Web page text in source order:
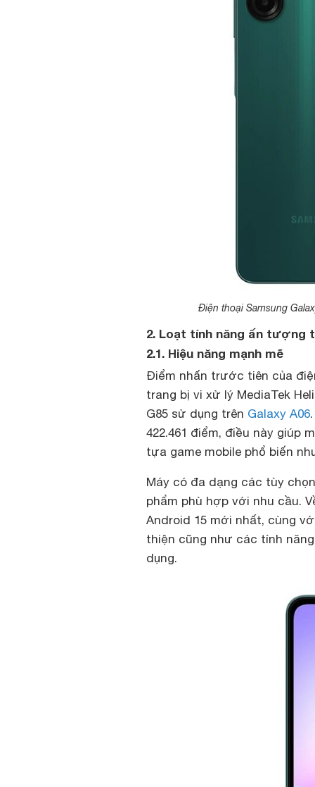
Điện thoại Samsung
2. Loạt tính năng ấn tượng
2.1. Hiệu năng mạnh mẽ
Điểm nhấn trước tiên của
trang bị vi xử lý MediaTek
G85 sử dụng trên Galaxy A06
422.461 điểm, điều này
tựa game mobile phổ biến
Máy có đa dạng các tùy
phẩm phù hợp với nhu cầu.
Android 15 mới nhất, cùng
thiện cũng như các tính
dụng.